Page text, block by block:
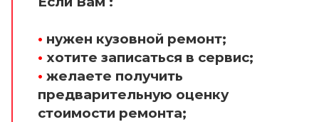
• нужен кузовной ремонт;
• хотите записаться в сервис;
• желаете получить
предварительную оценку
стоимости ремонта;